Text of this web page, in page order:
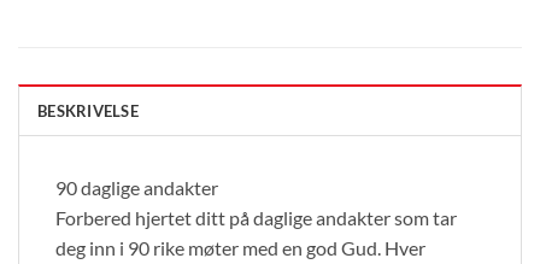
BESKRIVELSE
90 daglige andakter
Forbered hjertet ditt på daglige andakter som tar
deg inn i 90 rike møter med en god Gud. Hver